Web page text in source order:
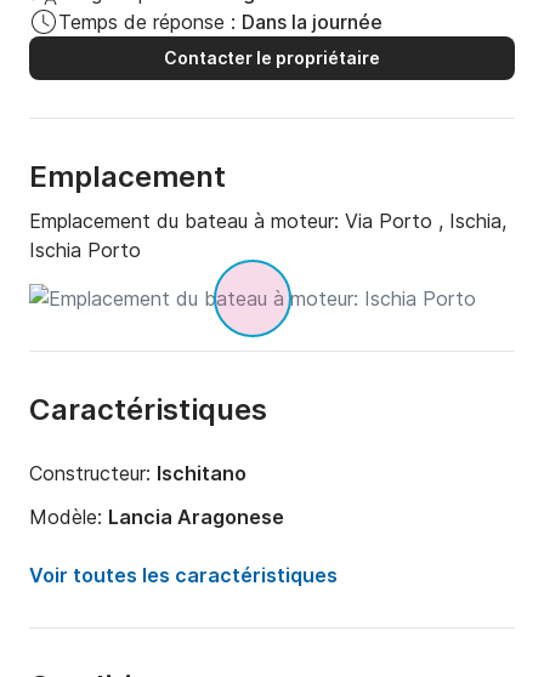
Temps de réponse : Dans la journée
Contacter le propriétaire
Emplacement
Emplacement du bateau à moteur: Via Porto , Ischia,
Ischia Porto
Caractéristiques
Constructeur: Ischitano
Modèle: Lancia Aragonese
Puissance moteur:
290cv
Voir toutes les caractéristiques